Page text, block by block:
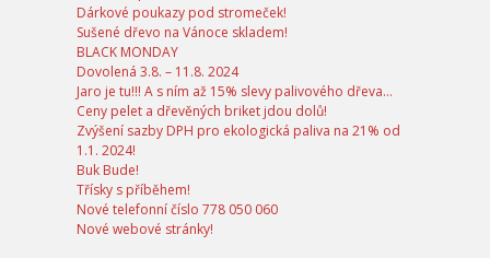
Dárkové poukazy pod stromeček!
Sušené dřevo na Vánoce skladem!
BLACK MONDAY
Dovolená 3.8. – 11.8. 2024
Jaro je tu!!! A s ním až 15% slevy palivového dřeva…
Ceny pelet a dřevěných briket jdou dolů!
Zvýšení sazby DPH pro ekologická paliva na 21% od
1.1. 2024!
Buk Bude!
Třísky s příběhem!
Nové telefonní číslo 778 050 060
Nové webové stránky!